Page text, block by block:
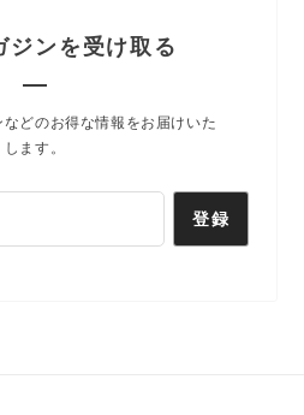
ジンを受け取る
どのお得な情報をお届けいた
します。
登録